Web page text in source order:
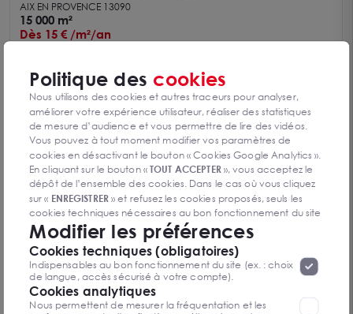
AIX EN PROVENCE 13090
15 000 m²
Dès 15 € /m²/an
TERRAIN A LOUER
BOUC BEL AIR 13320
1 200 m²
Dès 12 € /m²/an
Politique des cookies
Nous utilisons des cookies et autres traceurs pour analyser,
améliorer votre expérience utilisateur, réaliser des statistiques
de mesure d’audience et vous permettre de lire des vidéos.
Vous pouvez à tout moment modifier vos paramètres de
cookies en désactivant le bouton « Cookies Google Analytics ».
En cliquant sur le bouton «TOUT ACCEPTER», vous acceptez le
dépôt de l’ensemble des cookies. Dans le cas où vous cliquez
sur « ENREGISTRER» et refusez les cookies proposés, seuls les
cookies techniques nécessaires au bon fonctionnement du site
seront déposés. Pour plus d’informations, vous pouvez consulter
la page«Protection des données à caractère
personnel ».Lorsque vous naviguez sur notre site internet, il
peut être amenée à déposer des cookies. Vous avez la
possibilité de désactiver les cookies, ces réglages ne seront
valables que sur le navigateur que vous utilisez actuellement
Modifier les préférences
Cookies techniques (obligatoires)
Indispensables au bon fonctionnement du site (ex. : choix
de langue, accès sécurisé à votre compte).
Cookies analytiques
Nous permettent de mesurer la fréquentation et les